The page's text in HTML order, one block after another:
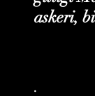
askeri,
.